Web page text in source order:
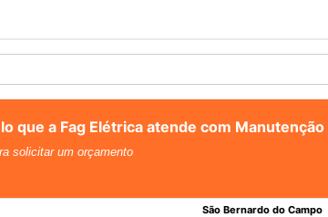
que a Fag Elétrica atende com
solicitar um orçamento
São Bernardo do Campo